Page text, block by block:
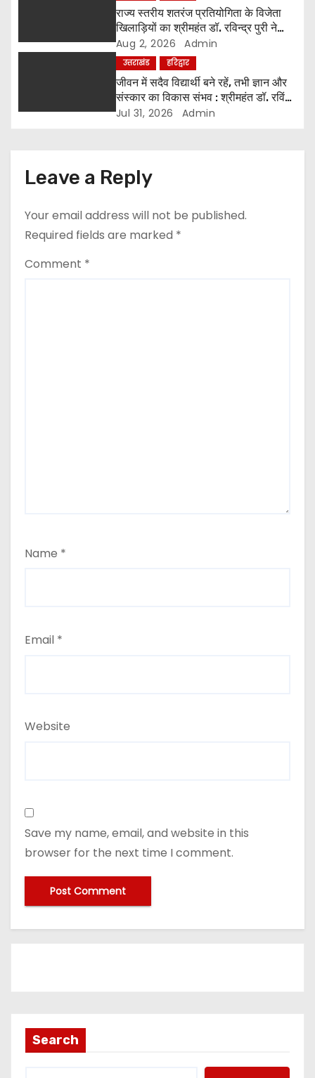
n
राज्य स्तरीय शतरंज प्रतियोगिता के विजेता
खिलाड़ियों का श्रीमहंत डॉ. रविन्द्र पुरी ने
किया सम्मान
Aug 2, 2026 Admin
उत्तराखंड हरिद्वार
जीवन में सदैव विद्यार्थी बने रहें, तभी ज्ञान और
संस्कार का विकास संभव : श्रीमहंत डॉ. रविंद्र
पुरी
Jul 31, 2026 Admin
Leave a Reply
Your email address will not be published.
Required fields are marked *
Comment *
Name *
Email *
Website
Save my name, email, and website in this
browser for the next time I comment.
Search